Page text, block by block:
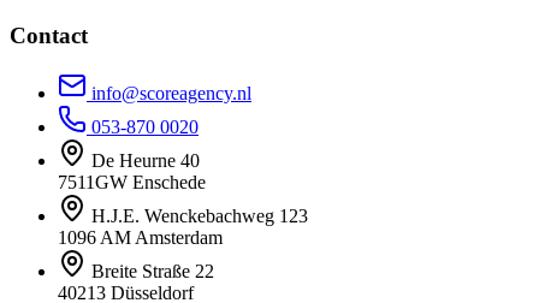
Contact
info@scoreagency.nl
053-870 0020
De Heurne 40
7511GW Enschede
H.J.E. Wenckebachweg 123
1096 AM Amsterdam
Breite Straße 22
40213 Düsseldorf